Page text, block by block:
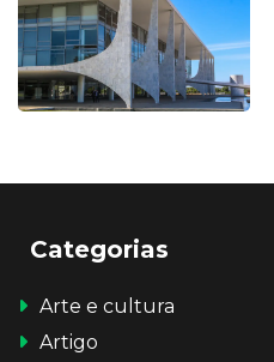
Categorias
Arte e cultura
Artigo